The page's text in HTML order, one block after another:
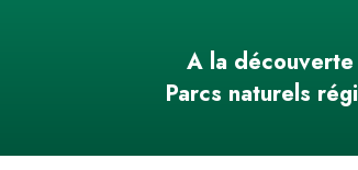
A la
Parcs naturels